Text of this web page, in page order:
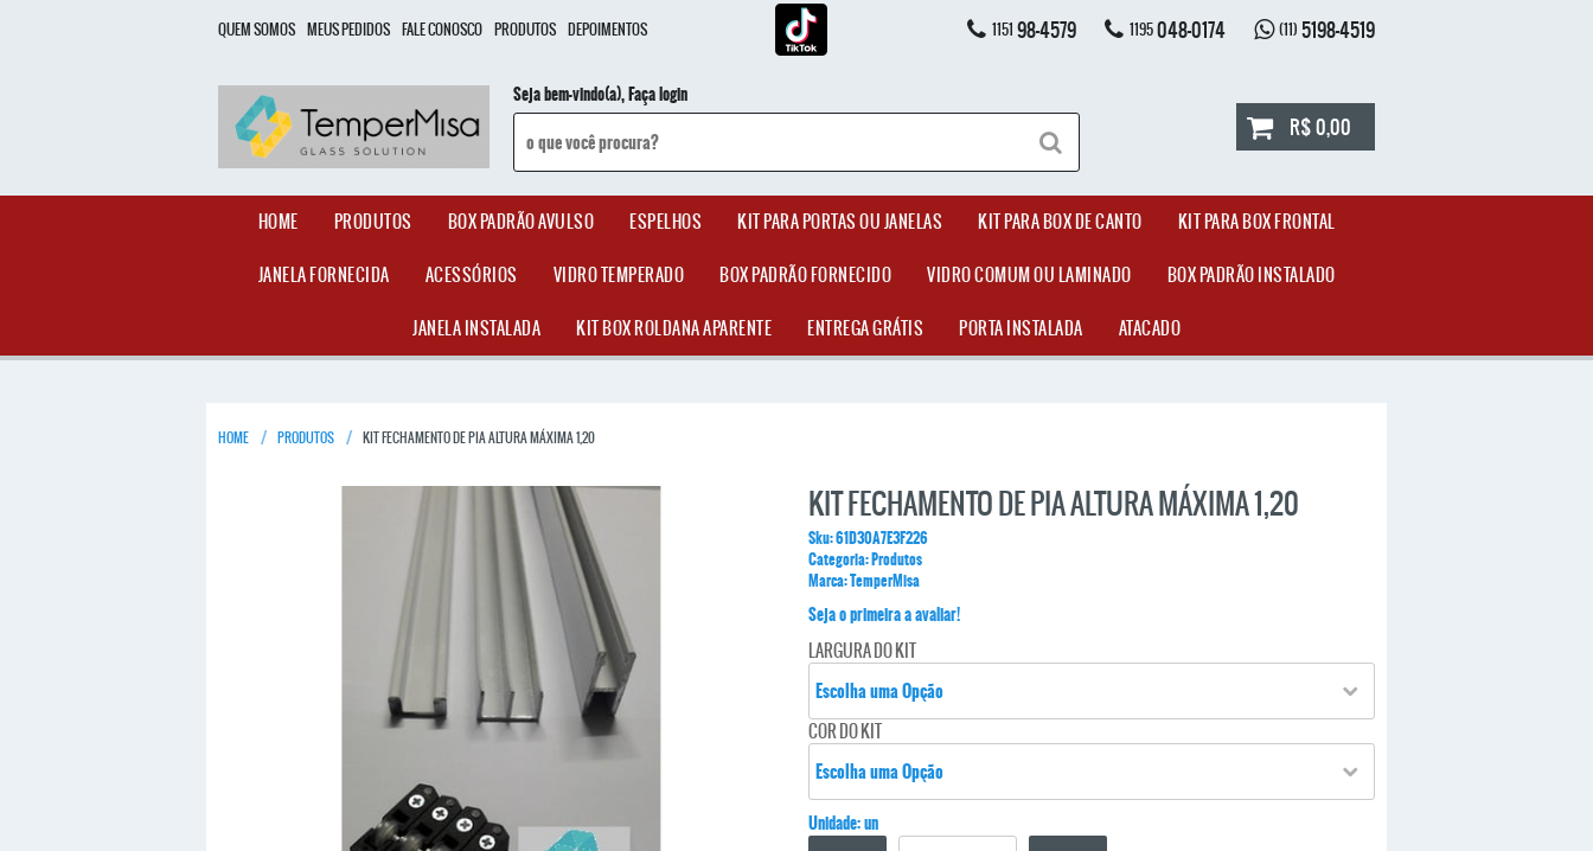
QUEM SOMOS MEUS PEDIDOS FALE CONOSCO PRODUTOS DEPOIMENTOS 1151 98-4579 1195048-0174 (11) 5198-4519
Seja bem-vindo(a),Faça login
R$ 0,00
HOME PRODUTOS BOX PADRÃO AVULSO ESPELHOS KIT PARA PORTAS OU JANELAS KIT PARA BOX DE CANTO KIT PARA BOX FRONTAL
JANELA FORNECIDA ACESSÓRIOS VIDRO TEMPERADO BOX PADRÃO FORNECIDO VIDRO COMUM OU LAMINADO BOX PADRÃO INSTALADO
JANELA INSTALADA KIT BOX ROLDANA APARENTE ENTREGA GRÁTIS PORTA INSTALADA ATACADO
HOME PRODUTOS KIT FECHAMENTO DE PIA ALTURA MÁXIMA 1,20
KIT FECHAMENTO DE PIA ALTURA MÁXIMA 1,20
Sku:61D30A7E3F226
Categoria:Produtos
Marca:TemperMisa
Seja o primeira a avaliar!
LARGURA DO KIT
COR DO KIT
Unidade: un